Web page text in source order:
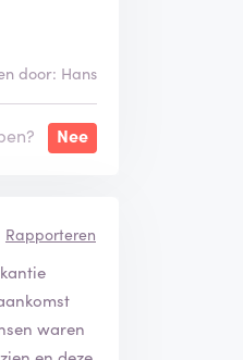
we
we zelf
door: Hans
Nee
Rapporteren
waren